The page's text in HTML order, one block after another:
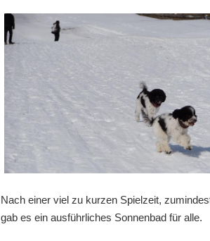
Nach einer viel zu kurzen Spielzeit,
gab es ein ausführliches Sonnenbad für alle.